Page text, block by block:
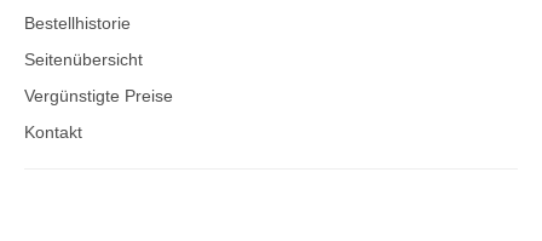
Bestellhistorie
Seitenübersicht
Vergünstigte Preise
Kontakt